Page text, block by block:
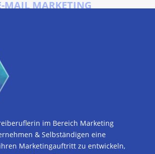
MAIL MARKETING
die unterschiedlichen Zielgruppen und
bei den Inhalten und der
bzw. übernehme komplett die
im Bereich Marketing
& Selbständigen eine
Marketingauftritt zu entwickeln,